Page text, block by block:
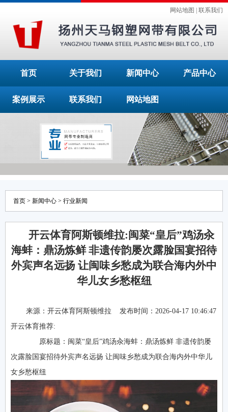
网站地图 联系我们
首页 关于我们 新闻中心 产品中心
案例展示 联系我们 网站地图
首页 > 新闻中心 > 行业新闻
开云体育阿斯顿维拉:闽菜“皇后”鸡汤汆
海蚌：鼎汤炼鲜 非遗传韵屡次露脸国宴招待
外宾声名远扬 让闽味乡愁成为联合海内外中
华儿女乡愁枢纽
来源： 开云体育阿斯顿维拉 发布时间：2026-04-17 10:46:47
开云体育推荐:
原标题：闽菜“皇后”鸡汤汆海蚌：鼎汤炼鲜 非遗传韵屡
次露脸国宴招待外宾声名远扬 让闽味乡愁成为联合海内外中华儿
女乡愁枢纽